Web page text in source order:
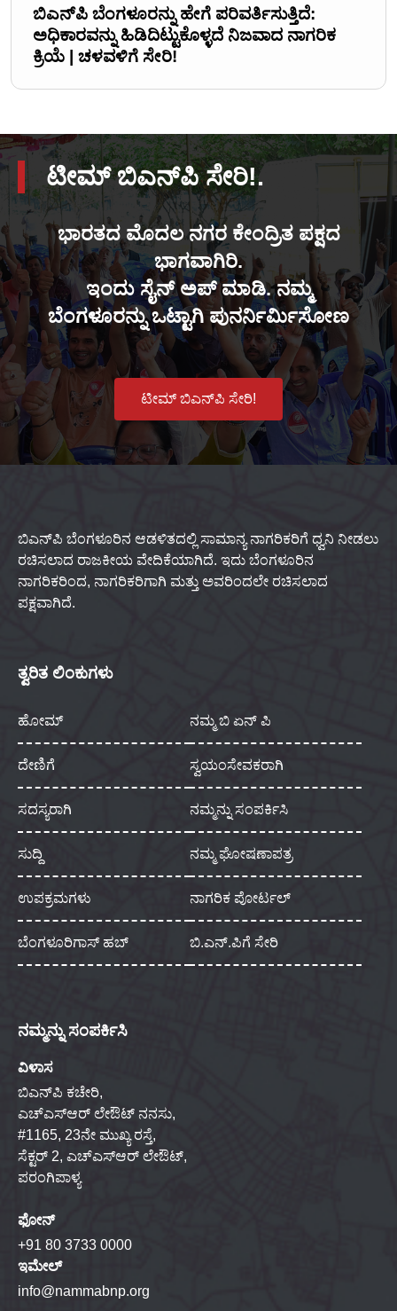
ಬಿಎನ್‌ಪಿ ಬೆಂಗಳೂರನ್ನು ಹೇಗೆ ಪರಿವರ್ತಿಸುತ್ತಿದೆ:
ಅಧಿಕಾರವನ್ನು ಹಿಡಿದಿಟ್ಟುಕೊಳ್ಳದೆ ನಿಜವಾದ ನಾಗರಿಕ
ಕ್ರಿಯೆ | ಚಳವಳಿಗೆ ಸೇರಿ!
ಟೀಮ್ ಬಿಎನ್‌ಪಿ ಸೇರಿ!.
ಭಾರತದ ಮೊದಲ ನಗರ ಕೇಂದ್ರಿತ ಪಕ್ಷದ
ಭಾಗವಾಗಿರಿ.
ಇಂದು ಸೈನ್ ಅಪ್ ಮಾಡಿ. ನಮ್ಮ
ಬೆಂಗಳೂರನ್ನು ಒಟ್ಟಾಗಿ ಪುನರ್ನಿರ್ಮಿಸೋಣ
ಟೀಮ್ ಬಿಎನ್‌ಪಿ ಸೇರಿ!
ಬಿಎನ್‌ಪಿ ಬೆಂಗಳೂರಿನ ಆಡಳಿತದಲ್ಲಿ ಸಾಮಾನ್ಯ ನಾಗರಿಕರಿಗೆ ಧ್ವನಿ ನೀಡಲು
ರಚಿಸಲಾದ ರಾಜಕೀಯ ವೇದಿಕೆಯಾಗಿದೆ. ಇದು ಬೆಂಗಳೂರಿನ
ನಾಗರಿಕರಿಂದ, ನಾಗರಿಕರಿಗಾಗಿ ಮತ್ತು ಅವರಿಂದಲೇ ರಚಿಸಲಾದ
ಪಕ್ಷವಾಗಿದೆ.
ತ್ವರಿತ ಲಿಂಕುಗಳು
ಹೋಮ್ ನಮ್ಮ ಬಿ ಏನ್ ಪಿ
ದೇಣಿಗೆ ಸ್ವಯಂಸೇವಕರಾಗಿ
ಸದಸ್ಯರಾಗಿ ನಮ್ಮನ್ನು ಸಂಪರ್ಕಿಸಿ
ಸುದ್ದಿ ನಮ್ಮ ಘೋಷಣಾಪತ್ರ
ಉಪಕ್ರಮಗಳು ನಾಗರಿಕ ಪೋರ್ಟಲ್
ಬೆಂಗಳೂರಿಗಾಸ್ ಹಬ್ ಬಿ.ಎನ್.ಪಿಗೆ ಸೇರಿ
ನಮ್ಮನ್ನು ಸಂಪರ್ಕಿಸಿ
ವಿಳಾಸ
ಬಿಎನ್‌ಪಿ ಕಚೇರಿ,
ಎಚ್‌ಎಸ್‌ಆರ್ ಲೇಔಟ್ ನನಸು,
#1165, 23ನೇ ಮುಖ್ಯ ರಸ್ತೆ,
ಸೆಕ್ಟರ್ 2, ಎಚ್‌ಎಸ್‌ಆರ್ ಲೇಔಟ್,
ಪರಂಗಿಪಾಳ್ಯ
ಫೋನ್
+91 80 3733 0000
ಇಮೇಲ್
info@nammabnp.org